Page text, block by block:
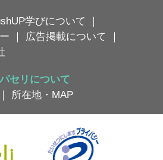
学びについて
｜
｜ 広告掲載について
｜
セリについて
｜ 所在地・MAP